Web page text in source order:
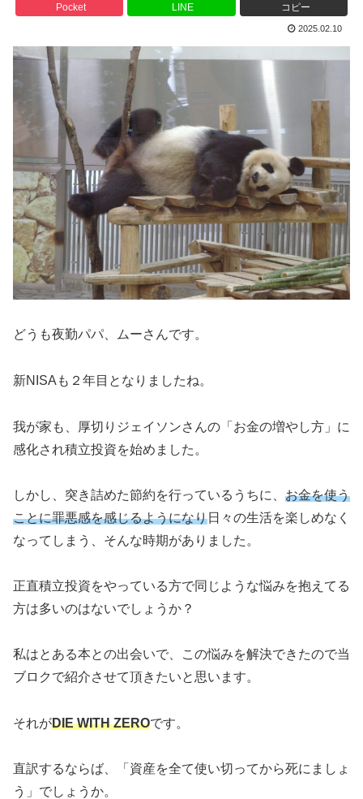
Pocket LINE コピー
2025.02.10
どうも夜勤パパ、ムーさんです。
新NISAも２年目となりましたね。
我が家も、厚切りジェイソンさんの「お金の増やし方」に
感化され積立投資を始めました。
しかし、突き詰めた節約を行っているうちに、 お金を使う
ことに罪悪感を感じるようになり日々の生活を楽しめなく
なってしまう、そんな時期がありました。
正直積立投資をやっている方で同じような悩みを抱えてる
方は多いのはないでしょうか？
私はとある本との出会いで、この悩みを解決できたので当
ブロクで紹介させて頂きたいと思います。
それがDIE WITH ZEROです。
直訳するならば、「資産を全て使い切ってから死にましょ
う」でしょうか。